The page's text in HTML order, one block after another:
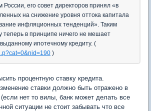
его совет директоров принял «в
на снижение уровня оттока капитала
инфляционных тенденций». Таким
теперь в принципе ничего не мешает
ипотечному кредиту. (
)
процентную ставку кредита.
ставки должно быть отражено в
нет то вилы, банк может делать все
ситуации не стоит забывать что все